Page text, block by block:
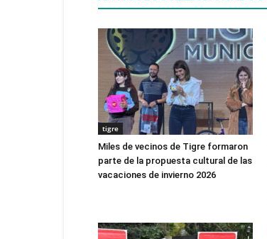
tigre
Miles de vecinos de Tigre formaron
parte de la propuesta cultural de las
vacaciones de invierno 2026